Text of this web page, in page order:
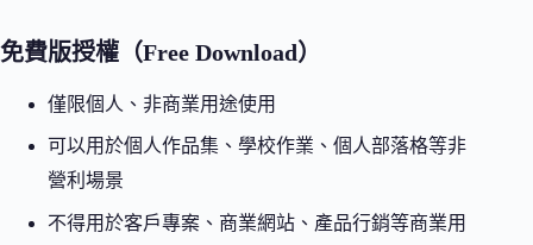
免費版授權（Free Download）
僅限個人、非商業用途使用
可以用於個人作品集、學校作業、個人部落格等非
營利場景
不得用於客戶專案、商業網站、產品行銷等商業用